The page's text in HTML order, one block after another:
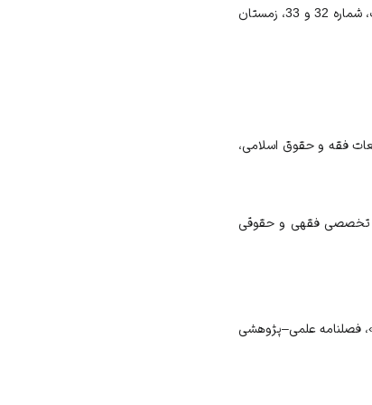
آهنگران، محمدرسول و افشار، اباذر، «مبانی مشروعیت نکاح مسیار در فقه و حقوق اسلامی»، نشریه اندیشه تقریب، شماره 32 و 33، زمستان
فقه و حقوق اسلامی،
تخصصی فقهی و حقوقی
فصلنامه علمی–پژوهشی